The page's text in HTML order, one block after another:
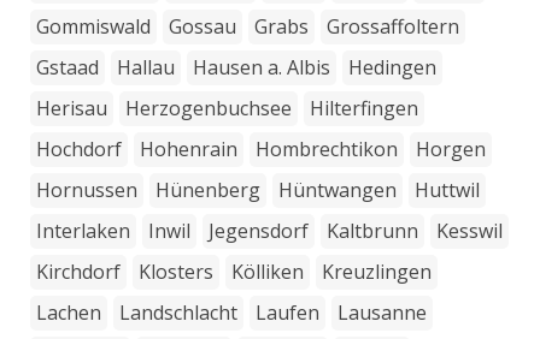
Gommiswald
Gossau Grabs
Grossaffoltern
Gstaad
Hallau Hausen a. Albis
Hedingen
Herisau
Herzogenbuchsee
Hilterfingen
Hochdorf
Hohenrain Hombrechtikon
Horgen
Hornussen
Hünenberg Hüntwangen
Huttwil
Interlaken
Inwil Jegensdorf Kaltbrunn
Kesswil
Kirchdorf
Klosters Kölliken
Kreuzlingen
Lachen
Landschlacht Laufen
Lausanne